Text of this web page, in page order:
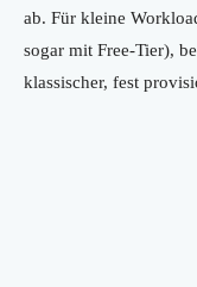
ab. Für kleine
sogar mit Free-Tier),
klassischer, fest